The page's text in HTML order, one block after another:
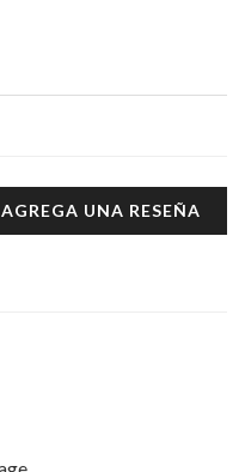
AGREGA UNA RESEÑA